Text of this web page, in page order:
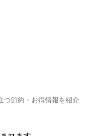
つ節約・お得情報を紹介